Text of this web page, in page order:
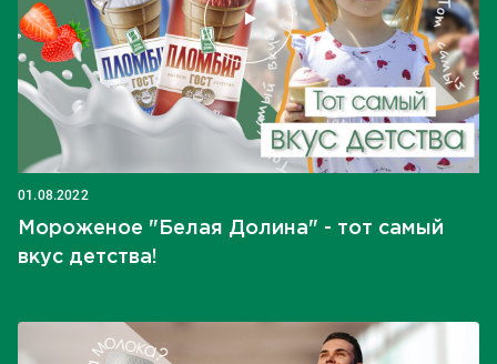
01.08.2022
Мороженое "Белая Долина" - тот самый
вкус детства!